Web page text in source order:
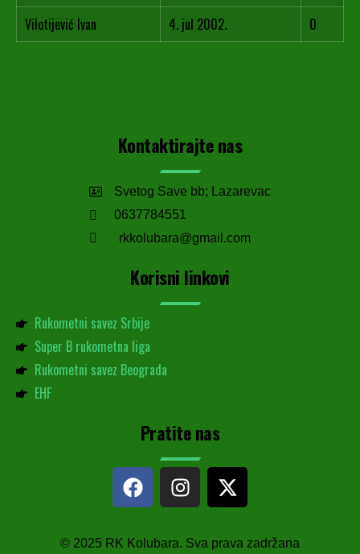
Vilotijević Ivan
4. jul 2002. 0
Kontaktirajte nas
Svetog Save bb; Lazarevac
0637784551
rkkolubara@gmail.com
Korisni linkovi
Rukometni savez Srbije
Super B rukometna liga
Rukometni savez Beograda
EHF
Pratite nas
© 2025 RK Kolubara. Sva prava zadržana